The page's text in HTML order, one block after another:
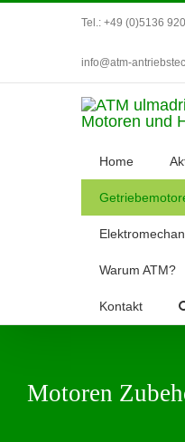
Tel.: +49 (0)5136
info@atm-
Home
Warum ATM?
Kontakt
Motoren